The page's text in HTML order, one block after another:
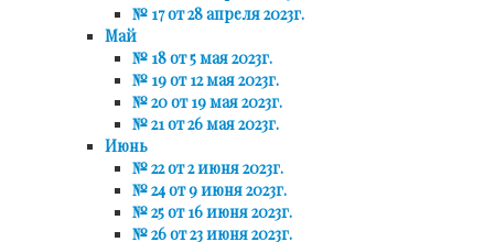
№ 17 от 28 апреля 2023г.
Май
№ 18 от 5 мая 2023г.
№ 19 от 12 мая 2023г.
№ 20 от 19 мая 2023г.
№ 21 от 26 мая 2023г.
Июнь
№ 22 от 2 июня 2023г.
№ 24 от 9 июня 2023г.
№ 25 от 16 июня 2023г.
№ 26 от 23 июня 2023г.